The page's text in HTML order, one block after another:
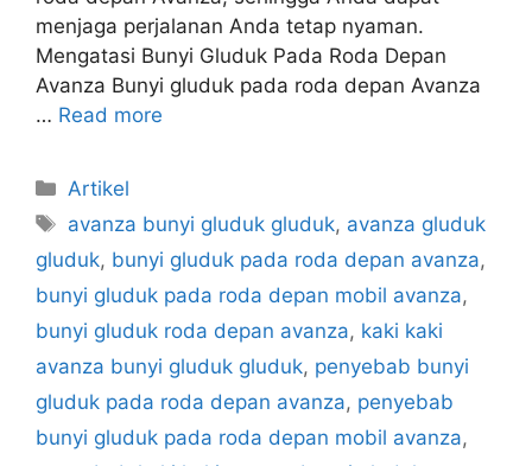
menjaga perjalanan Anda tetap nyaman.
Mengatasi Bunyi Gluduk Pada Roda Depan
Avanza Bunyi gluduk pada roda depan Avanza
… Read more
Artikel
avanza bunyi gluduk gluduk, avanza gluduk
gluduk, bunyi gluduk pada roda depan avanza,
bunyi gluduk pada roda depan mobil avanza,
bunyi gluduk roda depan avanza, kaki kaki
avanza bunyi gluduk gluduk, penyebab bunyi
gluduk pada roda depan avanza, penyebab
bunyi gluduk pada roda depan mobil avanza,